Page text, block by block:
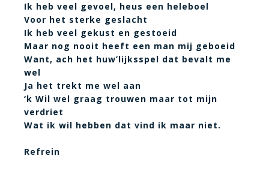
Ik heb veel gevoel, heus een heleboel
Voor het sterke geslacht
Ik heb veel gekust en gestoeid
Maar nog nooit heeft een man mij geboeid
Want, ach het huw’lijksspel dat bevalt me
wel
Ja het trekt me wel aan
‘k Wil wel graag trouwen maar tot mijn
verdriet
Wat ik wil hebben dat vind ik maar niet.
Refrein